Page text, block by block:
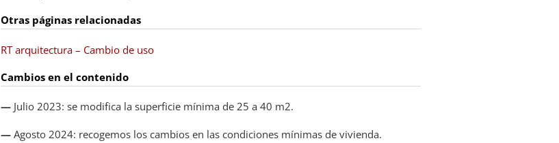
Otras páginas relacionadas
RT arquitectura – Cambio de uso
Cambios en el contenido
—Julio 2023: se modifica la superficie mínima de 25 a 40 m2.
—Agosto 2024: recogemos los cambios en las condiciones mínimas de vivienda.